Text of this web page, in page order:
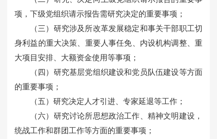
项，下级党组织请示报告需研究决定的重要事项；
（三）研究涉及所改革发展稳定和事关干部职工切
身利益的重大决策、重要人事任免、内设机构调整、重
大项目安排、大额资金使用等事项；
（四）研究基层党组织建设和党员队伍建设等方面
的重要事项；
（五）研究决定人才引进、专家延退等工作；
（六）研究讨论所思想政治工作、精神文明建设，
统战工作和群团工作等方面的重要事项；